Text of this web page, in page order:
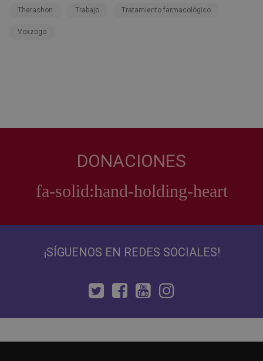
Therachon Trabajo Tratamiento farmacológico
Voxzogo
DONACIONES
¡SÍGUENOS EN REDES SOCIALES!